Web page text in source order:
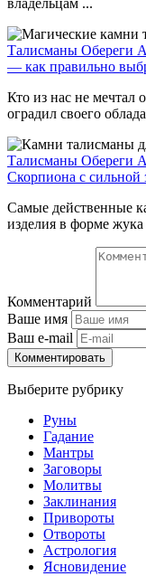
владельцам ...
Талисманы Обереги
— как правильно
Кто из нас не
оградил своего
Талисманы Обереги
Скорпиона с сильной
Самые действенные
изделия в форме
Комментарий
Ваше имя
Ваш e-mail
Комментировать
Выберите рубрику
Руны
Гадание
Мантры
Заговоры
Молитвы
Заклинания
Привороты
Отвороты
Астрология
Ясновидение